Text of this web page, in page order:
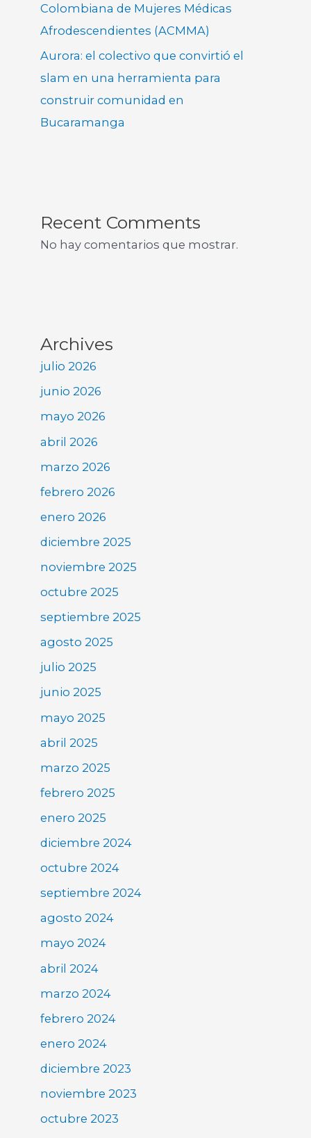
Colombiana de Mujeres Médicas
Afrodescendientes (ACMMA)
Aurora: el colectivo que convirtió el
slam en una herramienta para
construir comunidad en
Bucaramanga
Recent Comments
No hay comentarios que mostrar.
Archives
julio 2026
junio 2026
mayo 2026
abril 2026
marzo 2026
febrero 2026
enero 2026
diciembre 2025
noviembre 2025
octubre 2025
septiembre 2025
agosto 2025
julio 2025
junio 2025
mayo 2025
abril 2025
marzo 2025
febrero 2025
enero 2025
diciembre 2024
octubre 2024
septiembre 2024
agosto 2024
mayo 2024
abril 2024
marzo 2024
febrero 2024
enero 2024
diciembre 2023
noviembre 2023
octubre 2023